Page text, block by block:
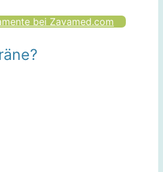
bei Zavamed.com